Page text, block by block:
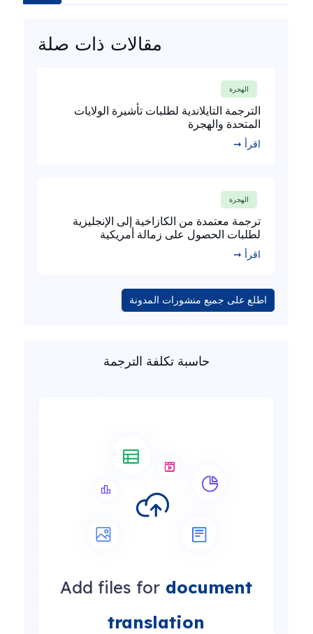
مقالات ذات صلة
الهجرة
الترجمة التايلاندية لطلبات تأشيرة الولايات
المتحدة والهجرة
اقرأ ➞
الهجرة
ترجمة معتمدة من الكازاخية إلى الإنجليزية
لطلبات الحصول على زمالة أمريكية
اقرأ ➞
اطلع على جميع منشورات المدونة
حاسبة تكلفة الترجمة
Add files for document
translation